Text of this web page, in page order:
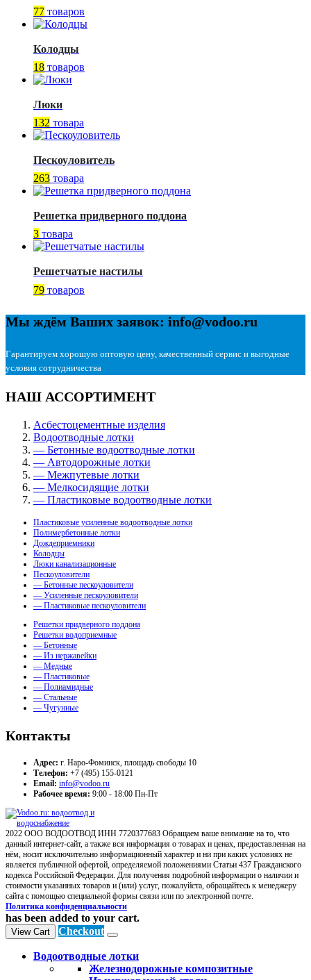
77 товаров
Колодцы
18 товаров
Люки
132 товара
Пескоуловитель
263 товара
Решетка придверного поддона
3 товара
Решетчатые настилы
79 товаров
Мы ждём Ваших заявок: info@vodoo.ru
Гарантируем хорошую оптовую цену, качественный сервис и выгодные
условия сотрудничества
НАШ АССОРТИМЕНТ
Асбестоцементные изделия
Водоотводные лотки
— Бетонные водоотводные лотки
— Автодорожные лотки
— Межпутевые лотки
— Мелкосидящие лотки
— Пластиковые водоотводные лотки
Пластиковые усиленные водоотводные лотки
Полимербетонные лотки
Дождеприемники
Колодцы
Люки канализационные
Пескоуловители
— Бетонные пескоуловители
— Усиленные пескоуловители
— Пластиковые пескоуловители
Решетки придверного поддона
Решетки водоприемные
— Бетонные
— Из нержавейки
— Медные
— Пластиковые
— Полиамидные
— Стальные
— Чугунные
Контакты
Адрес: г. Наро-Фоминск, площадь свободы 10
Телефон: +7 (495) 155-0121
Email: info@vodoo.ru
Рабочее время: 9:00 - 18:00 Пн-Пт
2022 ООО ВОДООТВОД ИНН 7720377683 Обращаем ваше внимание на то, что
данный интернет-сайт, а также вся информация о товарах и ценах, предоставленная на
нём, носит исключительно информационный характер и ни при каких условиях не
является публичной офертой, определяемой положениями Статьи 437 Гражданского
кодекса Российской Федерации. Для получения подробной информации о наличии и
стоимости указанных товаров и (или) услуг, пожалуйста, обращайтесь к менеджеру
сайта с помощью специальной формы связи или по электронной почте.
Политика конфиденциальности
has been added to your cart.
View Cart Checkout
Водоотводные лотки
Железнодорожные композитные